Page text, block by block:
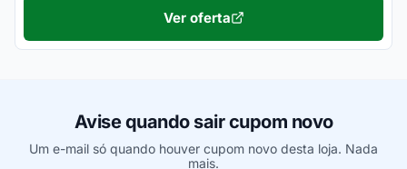
Ver oferta
Avise quando sair cupom novo
Um e-mail só quando houver cupom novo desta loja. Nada
mais.